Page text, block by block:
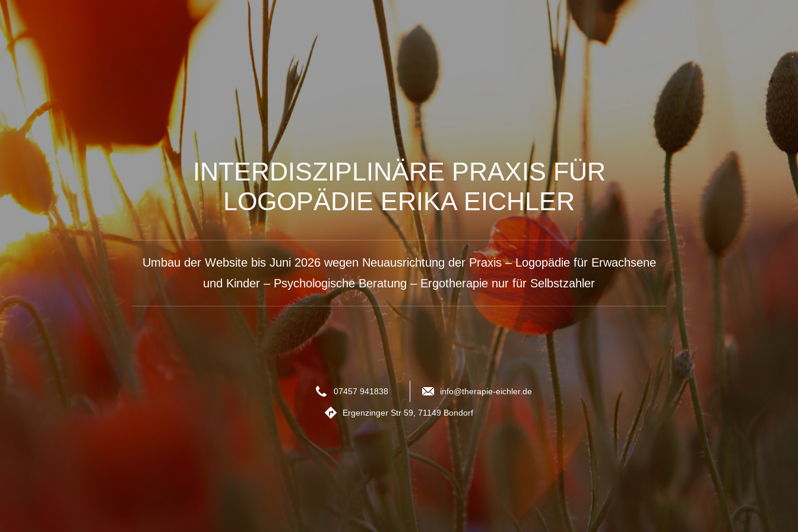
INTERDISZIPLINÄRE PRAXIS FÜR
LOGOPÄDIE ERIKA EICHLER
Umbau der Website bis Juni 2026 wegen Neuausrichtung der Praxis – Logopädie für Erwachsene
und Kinder – Psychologische Beratung – Ergotherapie nur für Selbstzahler
07457 941838 info@therapie-eichler.de
Ergenzinger Str 59, 71149 Bondorf